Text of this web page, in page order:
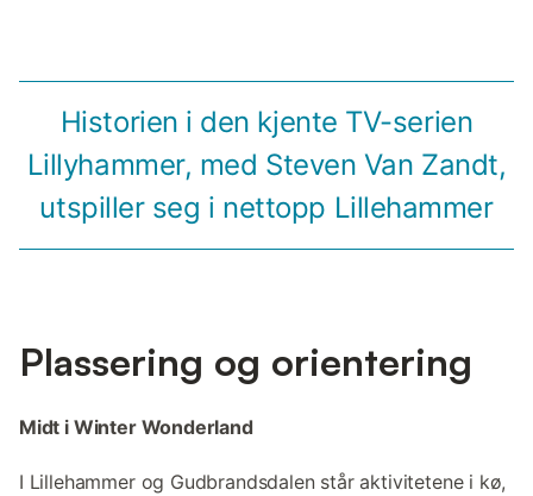
Historien i den kjente TV-serien
Lillyhammer, med Steven Van Zandt,
utspiller seg i nettopp Lillehammer
Plassering og orientering
Midt i Winter Wonderland
I Lillehammer og Gudbrandsdalen står aktivitetene i kø,